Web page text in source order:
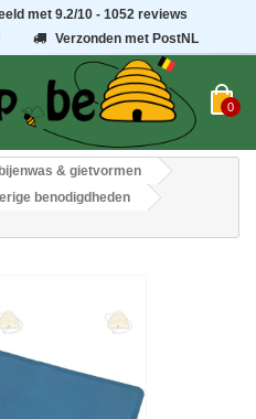
met9.2/10 - 1052 reviews
Verzonden met PostNL
0
& gietvormen
benodigdheden